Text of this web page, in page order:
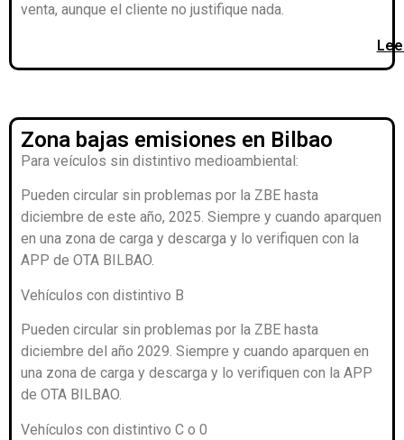
venta, aunque el cliente no justifique nada.
Zona bajas emisiones en Bilbao
Para veículos sin distintivo medioambiental:
Pueden circular sin problemas por la ZBE hasta
diciembre de este año, 2025. Siempre y cuando aparquen
en una zona de carga y descarga y lo verifiquen con la
APP de OTA BILBAO.
Vehículos con distintivo B
Pueden circular sin problemas por la ZBE hasta
diciembre del año 2029. Siempre y cuando aparquen en
una zona de carga y descarga y lo verifiquen con la APP
de OTA BILBAO.
Vehículos con distintivo C o 0